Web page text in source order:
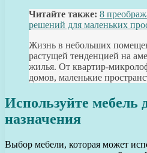
Читайте также: 8
решений для маленьких
Жизнь в небольших
растущей тенденцией на
жилья. От квартир-
домов, маленькие
Используйте мебель
назначения
Выбор мебели, которая может